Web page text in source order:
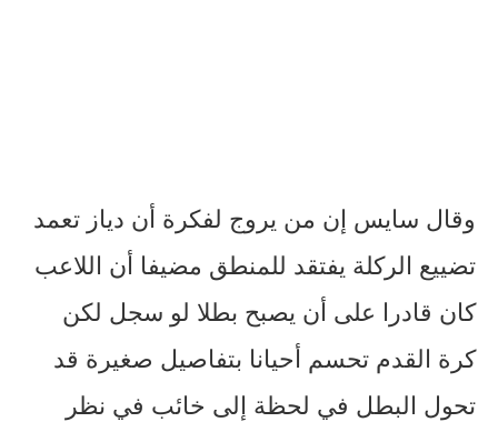
وقال سايس إن من يروج لفكرة أن دياز تعمد
تضييع الركلة يفتقد للمنطق مضيفا أن اللاعب
كان قادرا على أن يصبح بطلا لو سجل لكن
كرة القدم تحسم أحيانا بتفاصيل صغيرة قد
تحول البطل في لحظة إلى خائب في نظر